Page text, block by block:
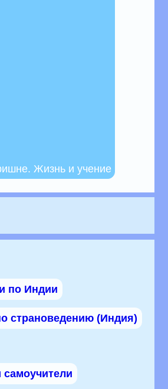
Жизнь и учение
по Индии
страноведению (Индия)